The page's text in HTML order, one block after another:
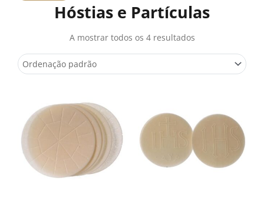
Hóstias e Partículas
A mostrar todos os 4 resultados